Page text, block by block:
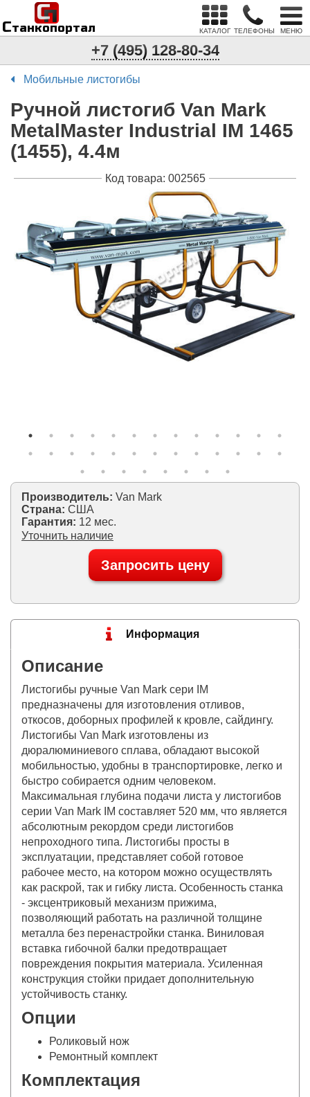
Станкопортал
п
С
КАТАЛОГ ТЕЛЕФОНЫ МЕНЮ
+7 (495) 128-80-34
Мобильные листогибы
Ручной листогиб Van Mark
MetalMaster Industrial IM 1465
(1455), 4.4м
Код товара: 002565
Производитель: Van Mark
Страна: США
Гарантия: 12 мес.
Уточнить наличие
Запросить цену
Информация
Описание
Листогибы ручные Van Mark сери IM
предназначены для изготовления отливов,
откосов, доборных профилей к кровле, сайдингу.
Листогибы Van Mark изготовлены из
дюралюминиевого сплава, обладают высокой
мобильностью, удобны в транспортировке, легко и
быстро собирается одним человеком.
Максимальная глубина подачи листа у листогибов
серии Van Mark IM составляет 520 мм, что является
абсолютным рекордом среди листогибов
непроходного типа. Листогибы просты в
эксплуатации, представляет собой готовое
рабочее место, на котором можно осуществлять
как раскрой, так и гибку листа. Особенность станка
- эксцентриковый механизм прижима,
позволяющий работать на различной толщине
металла без перенастройки станка. Виниловая
вставка гибочной балки предотвращает
повреждения покрытия материала. Усиленная
конструкция стойки придает дополнительную
устойчивость станку.
Опции
Роликовый нож
Ремонтный комплект
Комплектация